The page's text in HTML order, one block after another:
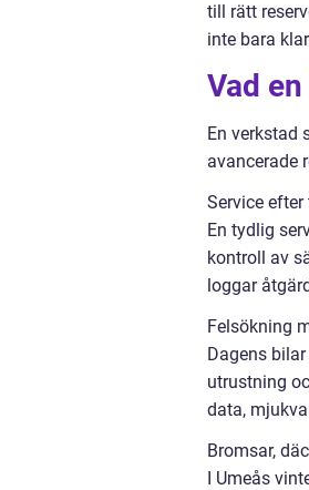
till rätt
inte bara
Vad
En verkstad
avancerade
Service
En tydlig
kontroll av
loggar
Felsökning
Dagens
utrustning
data,
Bromsar,
I Umeås